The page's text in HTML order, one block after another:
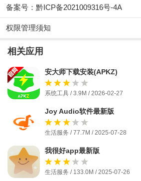
备案号：黔ICP备2021009316号-4A
权限管理须知
相关应用
安大师下载安装(APKZ)
系统工具 / 3.9M / 2026-02-27
Joy Audio软件最新版
生活服务 / 77.7M / 2025-07-28
我很好app最新版
生活服务 / 133.0M / 2025-07-26